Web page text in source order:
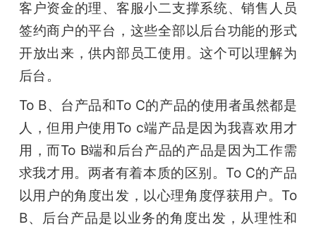
客户资金的理、客服小二支撑系统、销售人员
签约商户的平台，这些全部以后台功能的形式
开放出来，供内部员工使用。这个可以理解为
后台。
To B、台产品和To C的产品的使用者虽然都是
人，但用户使用To c端产品是因为我喜欢用才
用，而To B端和后台产品的产品是因为工作需
求我才用。两者有着本质的区别。To C的产品
以用户的角度出发，以心理角度俘获用户。To
B、后台产品是以业务的角度出发，从理性和